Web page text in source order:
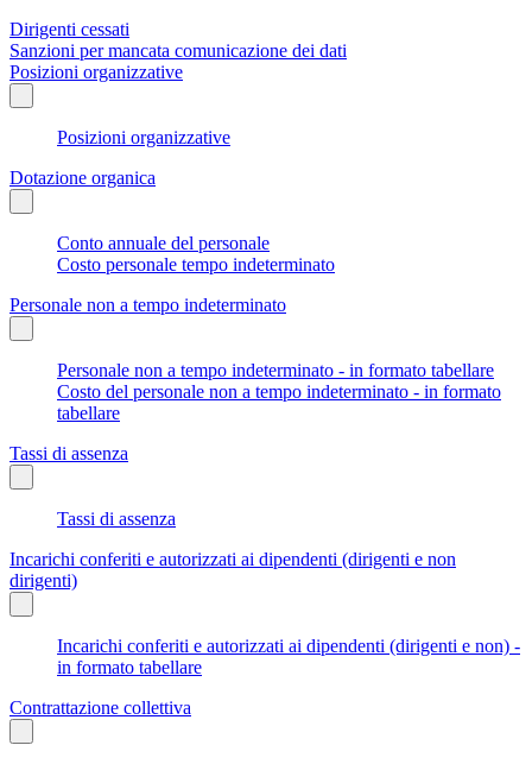
Dirigenti cessati
Sanzioni per mancata comunicazione dei dati
Posizioni organizzative
Posizioni organizzative
Dotazione organica
Conto annuale del personale
Costo personale tempo indeterminato
Personale non a tempo indeterminato
Personale non a tempo indeterminato - in formato tabellare
Costo del personale non a tempo indeterminato - in formato
tabellare
Tassi di assenza
Tassi di assenza
Incarichi conferiti e autorizzati ai dipendenti (dirigenti e non
dirigenti)
Incarichi conferiti e autorizzati ai dipendenti (dirigenti e non) -
in formato tabellare
Contrattazione collettiva